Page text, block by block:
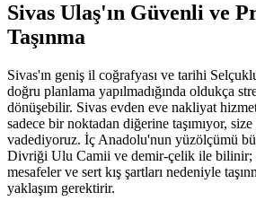
Sivas Ulaş'ın Güvenli ve
Taşınma
Sivas'ın geniş il coğrafyası ve tarihi
doğru planlama yapılmadığında oldukça
dönüşebilir. Sivas evden eve nakliyat
sadece bir noktadan diğerine taşımıyor,
vadediyoruz. İç Anadolu'nun yüzölçümü
Divriği Ulu Camii ve demir-çelik ile bilinir;
mesafeler ve sert kış şartları nedeniyle
yaklaşım gerektirir.